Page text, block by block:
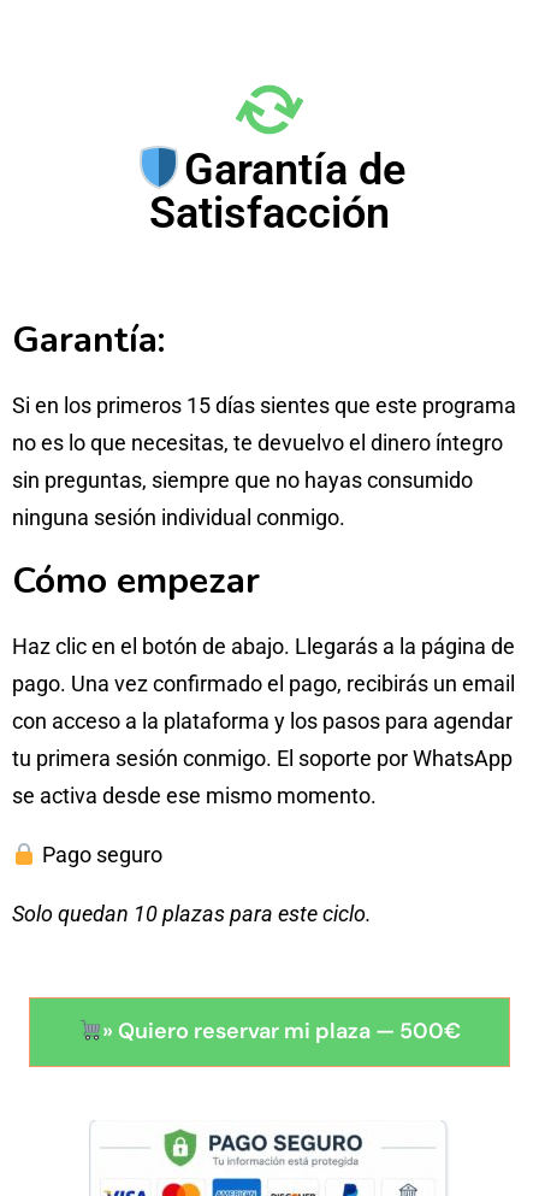
Garantía de
Satisfacción
Garantía:
Si en los primeros 15 días sientes que este programa
no es lo que necesitas, te devuelvo el dinero íntegro
sin preguntas, siempre que no hayas consumido
ninguna sesión individual conmigo.
Cómo empezar
Haz clic en el botón de abajo. Llegarás a la página de
pago. Una vez confirmado el pago, recibirás un email
con acceso a la plataforma y los pasos para agendar
tu primera sesión conmigo. El soporte por WhatsApp
se activa desde ese mismo momento.
Pago seguro
Solo quedan 10 plazas para este ciclo.
» Quiero reservar mi plaza — 500€